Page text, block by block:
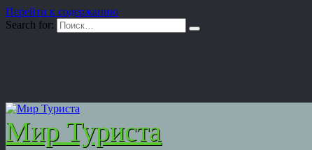
Перейти к содержанию
Search for:
Мир Туриста